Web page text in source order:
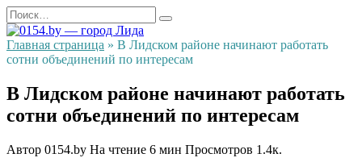
Перейти
к
содержанию
Search
for:
Главная страница » В Лидском районе начинают работать
сотни объединений по интересам
В Лидском районе начинают работать
сотни объединений по интересам
Автор 0154.by На чтение 6 мин Просмотров 1.4к.